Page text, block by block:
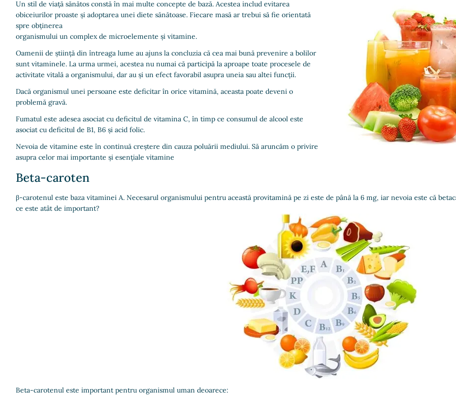
Un stil de viață sănătos constă în mai multe concepte de bază. Acestea includ evitarea
obiceiurilor proaste și adoptarea unei diete sănătoase. Fiecare masă ar trebui să fie orientată
spre obținerea
organismului un complex de microelemente și vitamine.
Oamenii de știință din întreaga lume au ajuns la concluzia că cea mai bună prevenire a bolilor
sunt vitaminele. La urma urmei, acestea nu numai că participă la aproape toate procesele de
activitate vitală a organismului, dar au și un efect favorabil asupra uneia sau altei funcții.
Dacă organismul unei persoane este deficitar în orice vitamină, aceasta poate deveni o
problemă gravă.
Fumatul este adesea asociat cu deficitul de vitamina C, în timp ce consumul de alcool este
asociat cu deficitul de B1, B6 și acid folic.
Nevoia de vitamine este în continuă creștere din cauza poluării mediului. Să aruncăm o privire
asupra celor mai importante și esențiale vitamine
Beta-caroten
β-carotenul este baza vitaminei A. Necesarul organismului pentru această provitamină pe zi este de până la 6 mg, iar nevoia este că
ce este atât de important?
Beta-carotenul este important pentru organismul uman deoarece: